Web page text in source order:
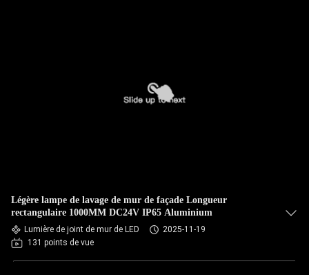
Légère lampe de lavage de mur de façade Longueur
rectangulaire 1000MM DC24V IP65 Aluminium
Lumière de joint de mur de LED
2025-11-19
131 points de vue